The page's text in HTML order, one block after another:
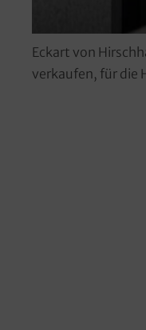
Eckart von
verkaufen, für die